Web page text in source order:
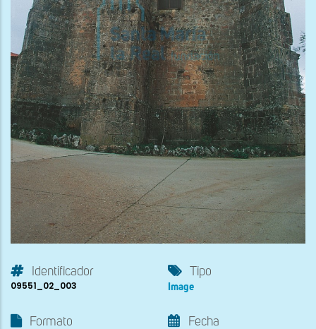
Identificador
09551_02_003
Tipo
Image
Formato Fecha